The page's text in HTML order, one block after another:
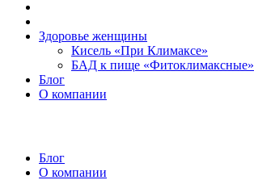
Здоровье женщины
Кисель «При Климаксе»
БАД к пище «Фитоклимаксные»
Блог
О компании
Блог
О компании